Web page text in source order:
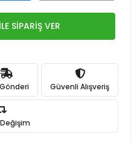
SİPARİŞ VER
Gönderi Güvenli Alışveriş